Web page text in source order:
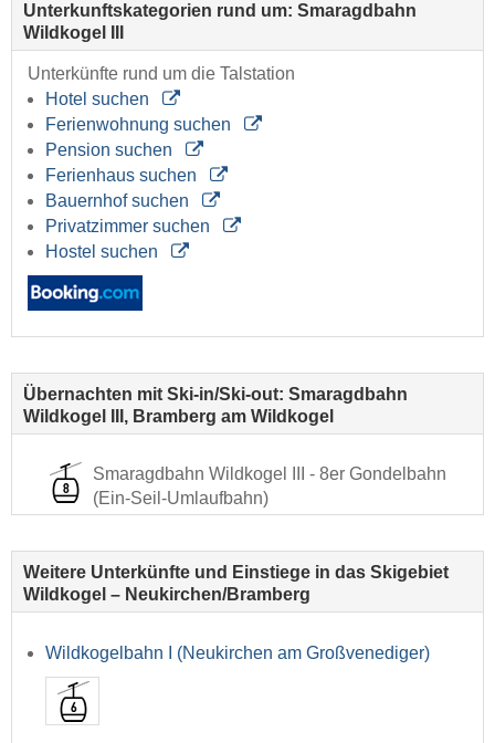
Unterkunftskategorien rund um: Smaragdbahn
Wildkogel III
Unterkünfte rund um die Talstation
Hotel suchen
Ferienwohnung suchen
Pension suchen
Ferienhaus suchen
Bauernhof suchen
Privatzimmer suchen
Hostel suchen
Übernachten mit Ski-in/Ski-out: Smaragdbahn
Wildkogel III, Bramberg am Wildkogel
Smaragdbahn Wildkogel III - 8er Gondelbahn
(Ein-Seil-Umlaufbahn)
Weitere Unterkünfte und Einstiege in das Skigebiet
Wildkogel – Neukirchen/​Bramberg
Wildkogelbahn I (Neukirchen am Großvenediger)